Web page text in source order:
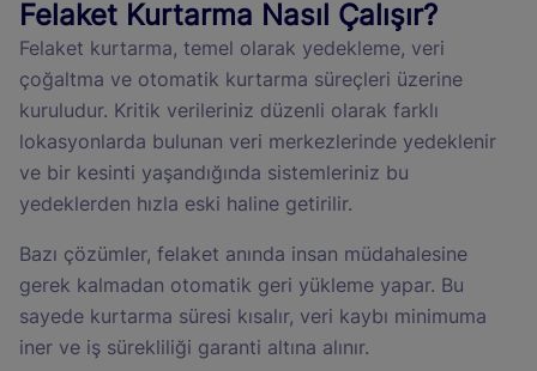
Felaket Kurtarma Nasıl Çalışır?
Felaket kurtarma, temel olarak yedekleme, veri
çoğaltma ve otomatik kurtarma süreçleri üzerine
kuruludur. Kritik verileriniz düzenli olarak farklı
lokasyonlarda bulunan veri merkezlerinde yedeklenir
ve bir kesinti yaşandığında sistemleriniz bu
yedeklerden hızla eski haline getirilir.
Bazı çözümler, felaket anında insan müdahalesine
gerek kalmadan otomatik geri yükleme yapar. Bu
sayede kurtarma süresi kısalır, veri kaybı minimuma
iner ve iş sürekliliği garanti altına alınır.